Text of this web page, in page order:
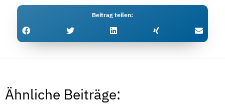
Beitrag teilen
Ähnliche Beiträge: